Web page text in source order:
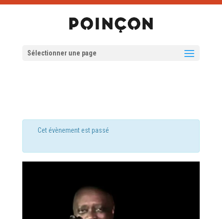
Sélectionner une page
Cet évènement est passé